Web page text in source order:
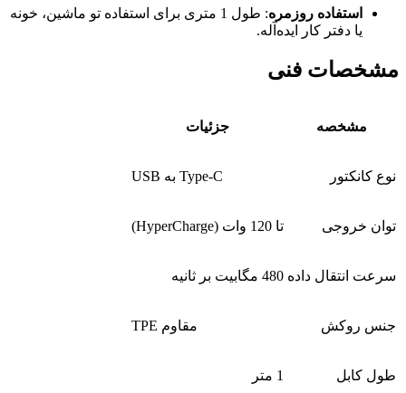
استفاده روزمره
: طول 1 متری برای استفاده تو ماشین، خونه
یا دفتر کار ایده‌آله.
مشخصات فنی
مشخصه جزئیات
نوع کانکتور USB به Type-C
توان خروجی تا 120 وات (HyperCharge)
سرعت انتقال داده 480 مگابیت بر ثانیه
جنس روکش TPE مقاوم
طول کابل 1 متر